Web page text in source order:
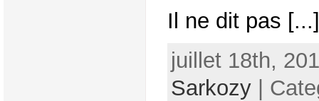
Il ne dit pas [...]
juillet 18th,
Sarkozy|